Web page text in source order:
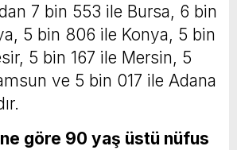
7 bin 553 ile Bursa, 6 bin
5 bin 806 ile Konya, 5 bin
5 bin 167 ile Mersin, 5
ve 5 bin 017 ile Adana
göre 90 yaş üstü nüfus